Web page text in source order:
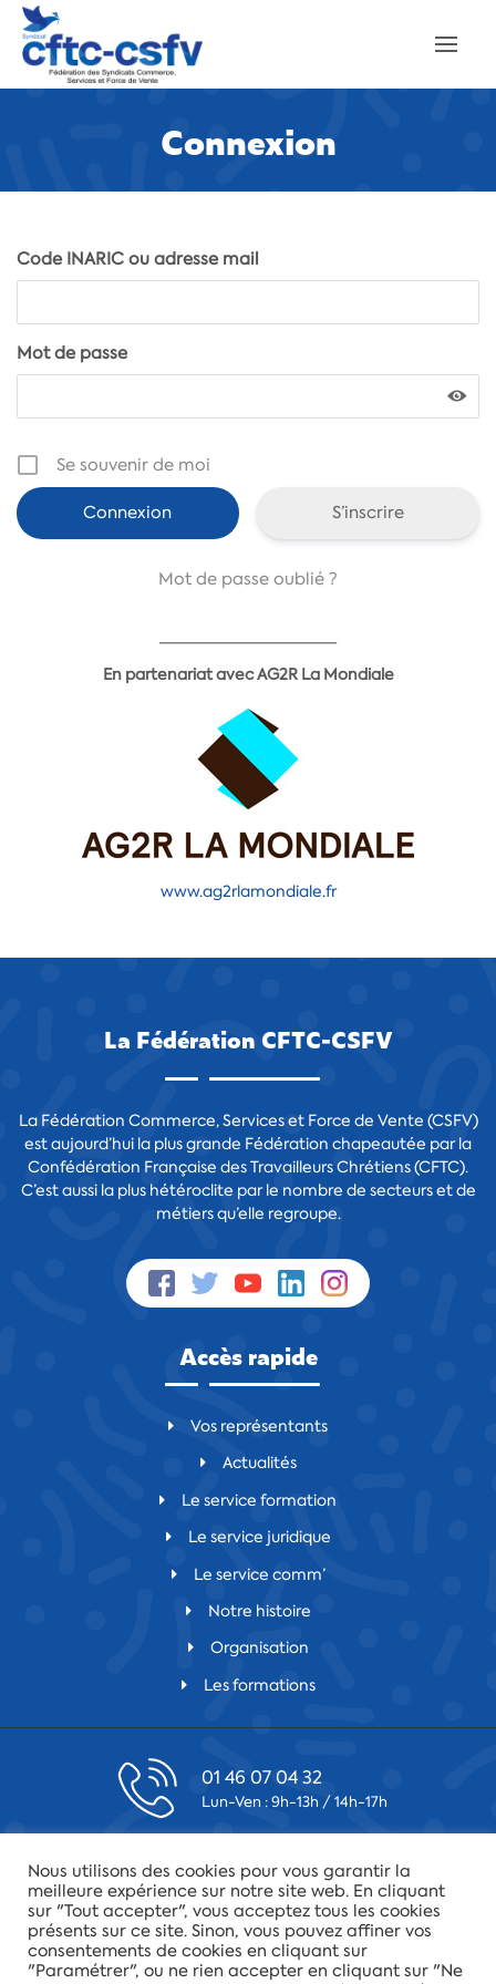
Connexion
Code INARIC ou adresse mail
Mot de passe
Se souvenir de moi
S’inscrire
Mot de passe oublié ?
En partenariat avec AG2R La Mondiale
www.ag2rlamondiale.fr
La Fédération CFTC-CSFV
La Fédération Commerce, Services et Force de Vente (CSFV)
est aujourd’hui la plus grande Fédération chapeautée par la
Confédération Française des Travailleurs Chrétiens (CFTC).
C’est aussi la plus hétéroclite par le nombre de secteurs et de
métiers qu’elle regroupe.
Accès rapide
Vos représentants
Actualités
Le service formation
Le service juridique
Le service comm’
Notre histoire
Organisation
Les formations
01 46 07 04 32
Lun-Ven : 9h-13h / 14h-17h
Laissez-nous un message
75019 Paris
34 quai de la Loire
Nous utilisons des cookies pour vous garantir la
meilleure expérience sur notre site web. En cliquant
sur "Tout accepter", vous acceptez tous les cookies
présents sur ce site. Sinon, vous pouvez affiner vos
consentements de cookies en cliquant sur
"Paramétrer", ou ne rien accepter en cliquant sur "Ne